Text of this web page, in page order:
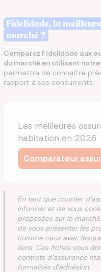
Fidelidade, la
marché ?
Comparez Fidelidade aux
du marché en utilisant notre
permettra de connaître
rapport à ses concurrents.
Les meilleures
habitation en 2026
Comparateur
En tant que courtier
informer et de vous
proposées sur le
de vous présenter les
comme ceux avec
liens. Ces fiches vous
contrats d'assurance
formalités d'adhésion.